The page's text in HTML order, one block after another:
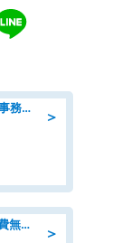
＞
09月開始/総合設備会社での営業・事務のお仕事/車通勤可/賞与あり/営業/営業事務
＞
組立・組付け/高収入/日払いOK/寮費無料/交替制/20・30・40代活躍中